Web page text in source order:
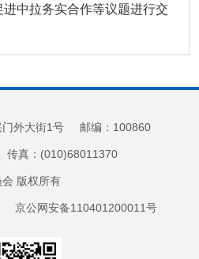
中拉务实合作等议题进行交
门外大街1号 邮编：100860
真：(010)68011370
版权所有
京公网安备110401200011号